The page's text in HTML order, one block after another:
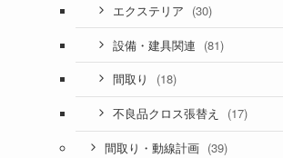
エクステリア (30)
設備・建具関連 (81)
間取り (18)
不良品クロス張替え (17)
間取り・動線計画 (39)